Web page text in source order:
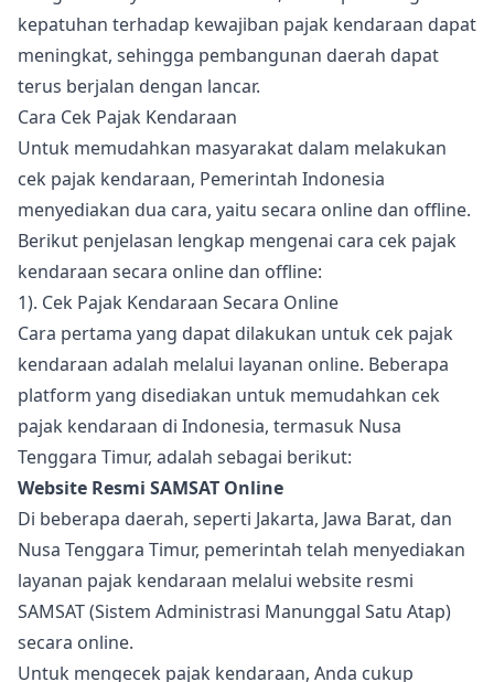
kepatuhan terhadap kewajiban pajak kendaraan dapat
meningkat, sehingga pembangunan daerah dapat
terus berjalan dengan lancar.
Cara Cek Pajak Kendaraan
Untuk memudahkan masyarakat dalam melakukan
cek pajak kendaraan, Pemerintah Indonesia
menyediakan dua cara, yaitu secara online dan offline.
Berikut penjelasan lengkap mengenai cara cek pajak
kendaraan secara online dan offline:
1). Cek Pajak Kendaraan Secara Online
Cara pertama yang dapat dilakukan untuk cek pajak
kendaraan adalah melalui layanan online. Beberapa
platform yang disediakan untuk memudahkan cek
pajak kendaraan di Indonesia, termasuk Nusa
Tenggara Timur, adalah sebagai berikut:
Website Resmi SAMSAT Online
Di beberapa daerah, seperti Jakarta, Jawa Barat, dan
Nusa Tenggara Timur, pemerintah telah menyediakan
layanan pajak kendaraan melalui website resmi
SAMSAT (Sistem Administrasi Manunggal Satu Atap)
secara online.
Untuk mengecek pajak kendaraan, Anda cukup